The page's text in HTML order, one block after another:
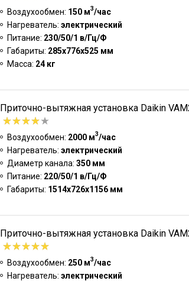
Воздухообмен: 150 м3/час
Нагреватель: электрический
Питание: 230/50/1 в/Гц/Ф
Габариты: 285x776x525 мм
Масса: 24 кг
Приточно-вытяжная установка Daikin
Воздухообмен: 2000 м3/час
Нагреватель: электрический
Диаметр канала: 350 мм
Питание: 220/50/1 в/Гц/Ф
Габариты: 1514х726х1156 мм
Приточно-вытяжная установка Daikin
Воздухообмен: 250 м3/час
Нагреватель: электрический